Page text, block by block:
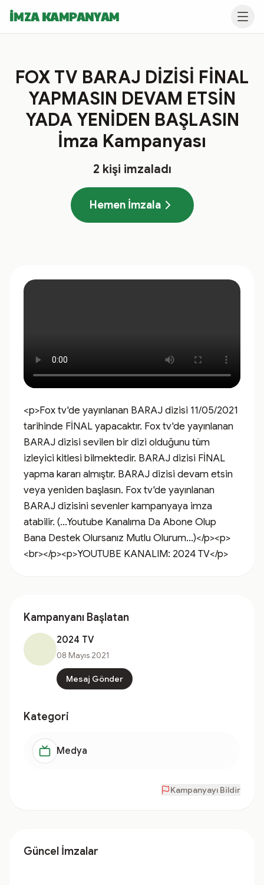
İMZA KAMPANYAM
FOX TV BARAJ DİZİSİ FİNAL
YAPMASIN DEVAM ETSİN
YADA YENİDEN BAŞLASIN
İmza Kampanyası
2 kişi imzaladı
Hemen İmzala
<p>Fox tv'de yayınlanan BARAJ dizisi 11/05/2021
tarihinde FİNAL yapacaktır. Fox tv'de yayınlanan
BARAJ dizisi sevilen bir dizi olduğunu tüm
izleyici kitlesi bilmektedir. BARAJ dizisi FİNAL
yapma kararı almıştır. BARAJ dizisi devam etsin
veya yeniden başlasın. Fox tv'de yayınlanan
BARAJ dizisini sevenler kampanyaya imza
atabilir. (...Youtube Kanalıma Da Abone Olup
Bana Destek Olursanız Mutlu Olurum...)</p><p>
<br></p><p>YOUTUBE KANALIM: 2024 TV</p>
Kampanyanı Başlatan
2024 TV
08 Mayıs 2021
Mesaj Gönder
Kategori
Medya
Kampanyayı Bildir
Güncel İmzalar